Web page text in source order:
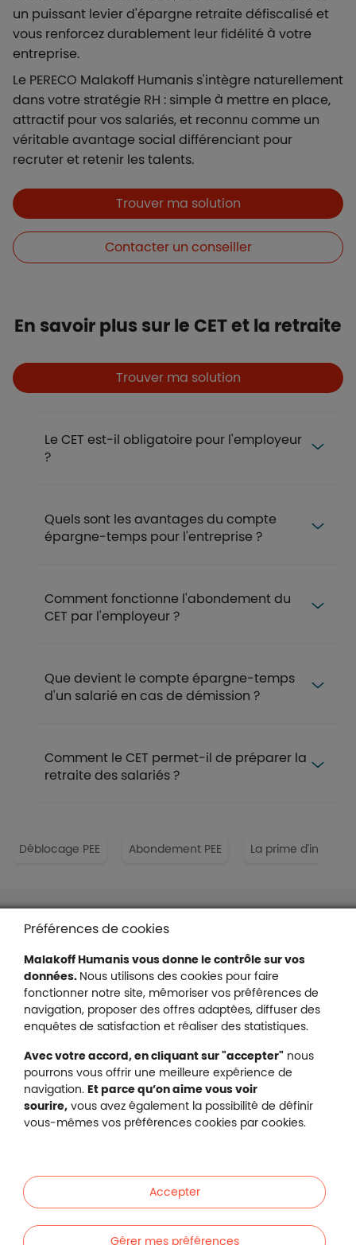
un puissant levier d'épargne retraite défiscalisé et
vous renforcez durablement leur fidélité à votre
entreprise.
Le PERECO Malakoff Humanis s'intègre naturellement
dans votre stratégie RH : simple à mettre en place,
attractif pour vos salariés, et reconnu comme un
véritable avantage social différenciant pour
recruter et retenir les talents.
Boutons et liensTrouver ma solution
Contacter un conseiller
Titre
En savoir plus sur le CET et la retraite
Boutons
Boutons et liensTrouver ma solution
Le CET est-il obligatoire pour l'employeur
?
Quels sont les avantages du compte
épargne-temps pour l'entreprise ?
Comment fonctionne l'abondement du
CET par l'employeur ?
Que devient le compte épargne-temps
d'un salarié en cas de démission ?
Comment le CET permet-il de préparer la
retraite des salariés ?
Déblocage PEE Abondement PEE La prime
Liens en bas de page
Accessibilité : partiellement conforme
Protection des données
Nous contacter
Plan du site
Gestion des cookies
Malakoff Humanis sur Facebook
Malakoff Humanis sur YouTube
Malakoff Humanis sur X
Malakoff Humanis
Malakoff Humanis à vos côtés.
Particuliers
Préférences de cookies
Malakoff Humanis vous donne le contrôle sur vos
données. Nous utilisons des cookies pour faire
fonctionner notre site, mémoriser vos préférences de
navigation, proposer des offres adaptées, diffuser des
enquêtes de satisfaction et réaliser des statistiques.
Avec votre accord, en cliquant sur "accepter" nous
pourrons vous offrir une meilleure expérience de
navigation. Et parce qu’on aime vous voir
sourire, vous avez également la possibilité de définir
vous-mêmes vos préférences cookies par cookies.
Gérer mes préférences
Accepter